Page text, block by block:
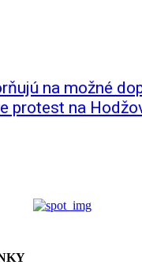
na možné
protest na